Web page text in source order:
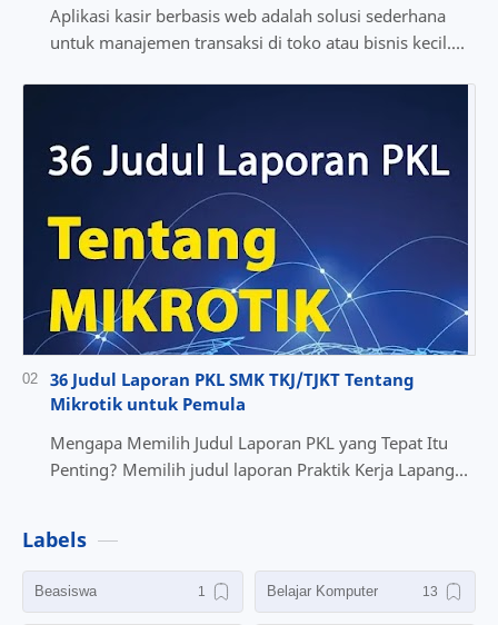
Aplikasi kasir berbasis web adalah solusi sederhana
untuk manajemen transaksi di toko atau bisnis kecil.
36 Judul Laporan PKL SMK TKJ/TJKT Tentang
Mikrotik untuk Pemula
Mengapa Memilih Judul Laporan PKL yang Tepat Itu
Penting? Memilih judul laporan Praktik Kerja Lapangan
Labels
Beasiswa Belajar Komputer